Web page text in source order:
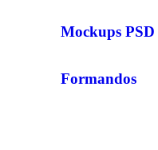
Mockups PSD
Formandos